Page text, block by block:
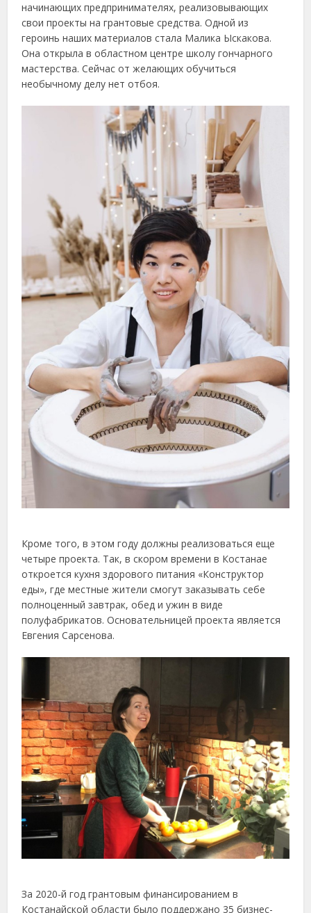
начинающих предпринимателях, реализовывающих
свои проекты на грантовые средства. Одной из
героинь наших материалов стала Малика Ыскакова.
Она открыла в областном центре школу гончарного
мастерства. Сейчас от желающих обучиться
необычному делу нет отбоя.
Кроме того, в этом году должны реализоваться еще
четыре проекта. Так, в скором времени в Костанае
откроется кухня здорового питания «Конструктор
еды», где местные жители смогут заказывать себе
полноценный завтрак, обед и ужин в виде
полуфабрикатов. Основательницей проекта является
Евгения Сарсенова.
За 2020-й год грантовым финансированием в
Костанайской области было поддержано 35 бизнес-